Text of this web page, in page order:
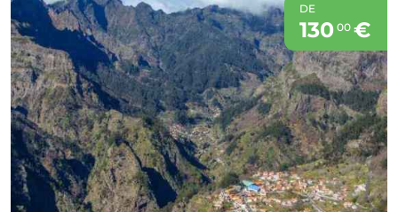
DE
130 00€